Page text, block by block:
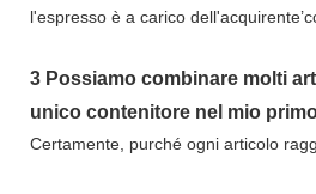
l'espresso è a carico
3 Possiamo combinare molti
unico contenitore nel mio
Certamente, purché ogni articolo